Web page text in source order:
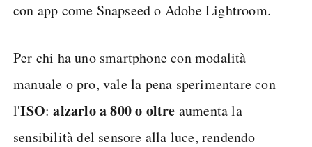
con app come Snapseed o Adobe Lightroom.
Per chi ha uno smartphone con modalità
manuale o pro, vale la pena sperimentare con
l'ISO:alzarlo a 800 o oltre aumenta la
sensibilità del sensore alla luce, rendendo